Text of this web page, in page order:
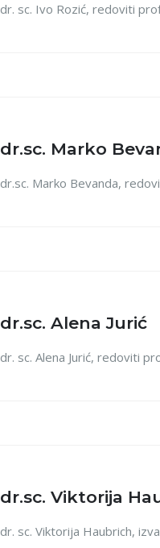
dr. sc. Ivo Rozić, redoviti
dr.sc. Marko
dr.sc. Marko Bevanda,
dr.sc. Alena Jurić
dr. sc. Alena Jurić, redoviti
dr.sc. Viktorija
dr. sc. Viktorija Haubrich,